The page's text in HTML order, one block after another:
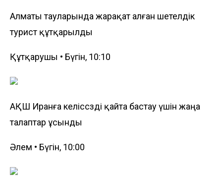
Алматы тауларында жарақат алған шетелдік
турист құтқарылды
Құтқарушы • Бүгін, 10:10
АҚШ Иранға келіссөзді қайта бастау үшін жаңа
талаптар ұсынды
Әлем • Бүгін, 10:00